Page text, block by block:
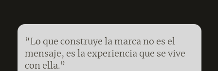
“Lo que construye la marca no es el
mensaje, es la experiencia que se vive
con ella.”